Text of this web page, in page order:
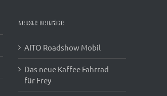
Neuste Beiträge
AITO Roadshow Mobil
Das neue Kaffee Fahrrad
für Frey